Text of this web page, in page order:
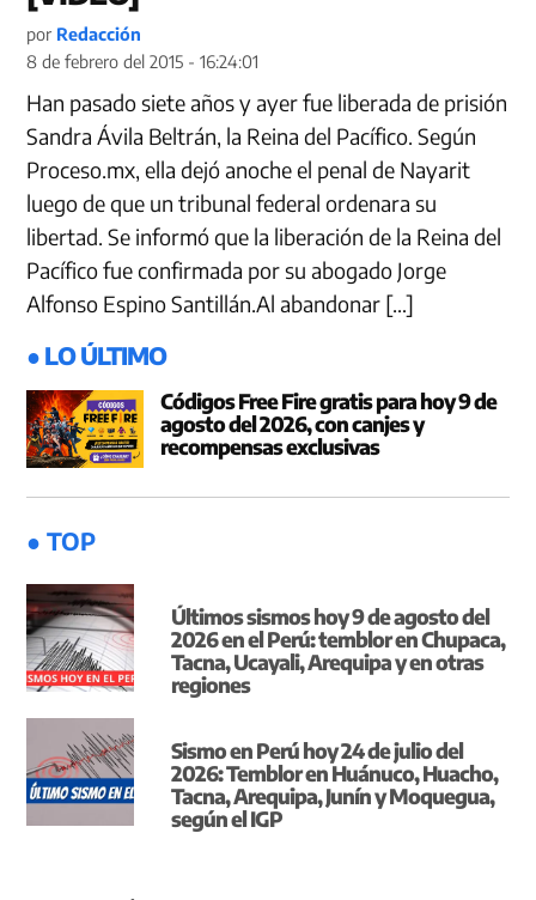
por Redacción
8 de febrero del 2015 - 16:24:01
Han pasado siete años y ayer fue liberada de prisión
Sandra Ávila Beltrán, la Reina del Pacífico. Según
Proceso.mx, ella dejó anoche el penal de Nayarit
luego de que un tribunal federal ordenara su
libertad. Se informó que la liberación de la Reina del
Pacífico fue confirmada por su abogado Jorge
Alfonso Espino Santillán.Al abandonar […]
● LO ÚLTIMO
Códigos Free Fire gratis para hoy 9 de
agosto del 2026, con canjes y
recompensas exclusivas
● TOP
Últimos sismos hoy 9 de agosto del
2026 en el Perú: temblor en Chupaca,
Tacna, Ucayali, Arequipa y en otras
regiones
Sismo en Perú hoy 24 de julio del
2026: Temblor en Huánuco, Huacho,
Tacna, Arequipa, Junín y Moquegua,
según el IGP